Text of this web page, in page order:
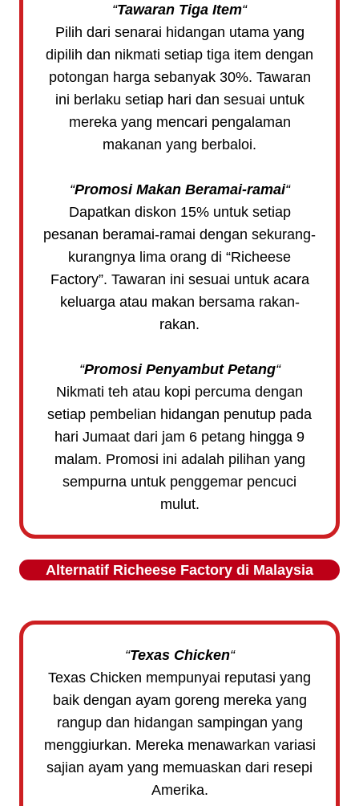
“Tawaran Tiga Item“
Pilih dari senarai hidangan utama yang
dipilih dan nikmati setiap tiga item dengan
potongan harga sebanyak 30%. Tawaran
ini berlaku setiap hari dan sesuai untuk
mereka yang mencari pengalaman
makanan yang berbaloi.
“Promosi Makan Beramai-ramai“
Dapatkan diskon 15% untuk setiap
pesanan beramai-ramai dengan sekurang-
kurangnya lima orang di “Richeese
Factory”. Tawaran ini sesuai untuk acara
keluarga atau makan bersama rakan-
rakan.
“Promosi Penyambut Petang“
Nikmati teh atau kopi percuma dengan
setiap pembelian hidangan penutup pada
hari Jumaat dari jam 6 petang hingga 9
malam. Promosi ini adalah pilihan yang
sempurna untuk penggemar pencuci
mulut.
Alternatif Richeese Factory di Malaysia
“Texas Chicken“
Texas Chicken mempunyai reputasi yang
baik dengan ayam goreng mereka yang
rangup dan hidangan sampingan yang
menggiurkan. Mereka menawarkan variasi
sajian ayam yang memuaskan dari resepi
Amerika.